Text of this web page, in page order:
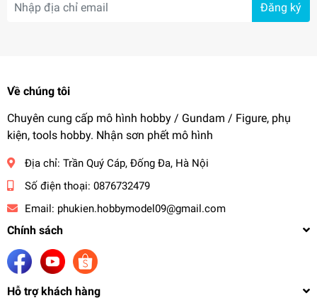
Đăng ký
Về chúng tôi
Chuyên cung cấp mô hình hobby / Gundam / Figure, phụ
kiện, tools hobby. Nhận sơn phết mô hình
Địa chỉ: Trần Quý Cáp, Đống Đa, Hà Nội
Số điện thoại: 0876732479
Email: phukien.hobbymodel09@gmail.com
Chính sách
Hỗ trợ khách hàng